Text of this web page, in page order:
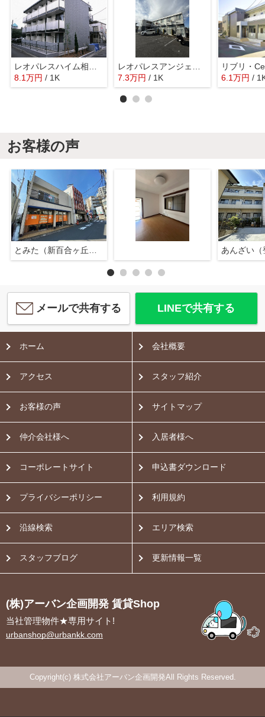
8.1万円 / 1K
7.3万円 / 1K
リブリ・
6.1万円 /
お客様の声
あんざい（
メールで共有する LINEで共有する
ホーム 会社概要
アクセス スタッフ紹介
お客様の声 サイトマップ
仲介会社様へ 入居者様へ
コーポレートサイト 申込書ダウンロード
プライバシーポリシー 利用規約
沿線検索 エリア検索
スタッフブログ 更新情報一覧
(株)アーバン企画開発 賃貸Shop
当社管理物件★専用サイト!
urbanshop@urbankk.com
Copyright(c) 株式会社アーバン企画開発All Rights Reserved.